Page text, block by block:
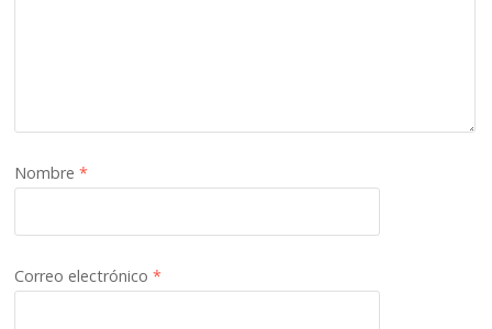
Nombre*
Correo electrónico*